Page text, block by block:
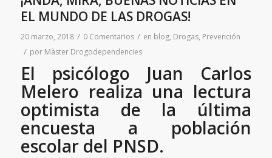
EL MUNDO DE LAS DROGAS!
20 marzo, 2018 / 0 Comentarios / en blog, Drogas, Prevención
/ por Màster Drogodependencies
El psicólogo Juan Carlos
Melero realiza una lectura
optimista de la última
encuesta a población
escolar del PNSD.